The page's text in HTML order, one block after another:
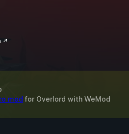
↗
mod for Overlord with WeMod